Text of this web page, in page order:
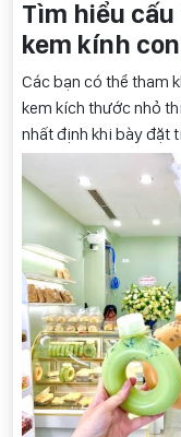
Tìm hiểu
kem kính
Các bạn có thể tham
kem kích thước nhỏ
nhất định khi bày đặt